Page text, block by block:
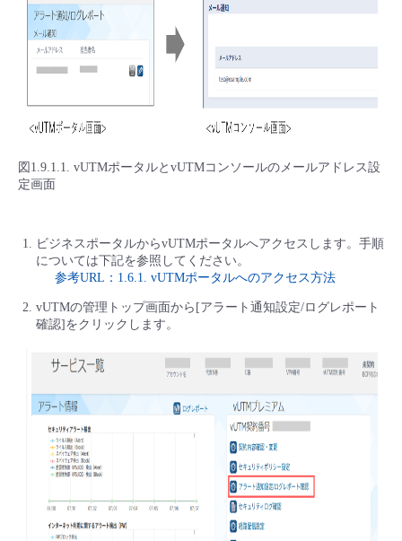
図1.9.1.1. vUTMポータルとvUTMコンソールのメールアドレス設
定画面
ビジネスポータルからvUTMポータルへアクセスします。手順
については下記を参照してください。
参考URL：1.6.1. vUTMポータルへのアクセス方法
vUTMの管理トップ画面から[アラート通知設定/ログレポート
確認]をクリックします。